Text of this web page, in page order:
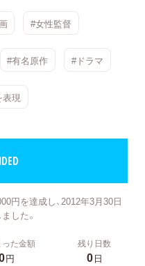
#女性監督
#有名原作 #ドラマ
表現
円を達成し、2012年3月30日
した。
た金額
円
残り日数
0日